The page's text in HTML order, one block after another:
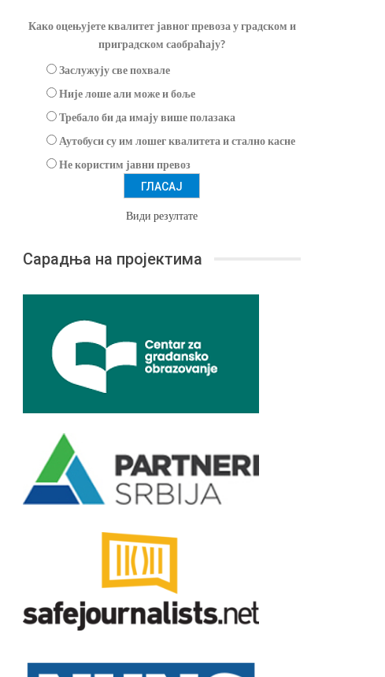
Како оцењујете квалитет јавног превоза у градском и
приградском саобраћају?
Заслужују све похвале
Није лоше али може и боље
Требало би да имају више полазака
Аутобуси су им лошег квалитета и стално касне
Не користим јавни превоз
Види резултате
Сарадња на пројектима